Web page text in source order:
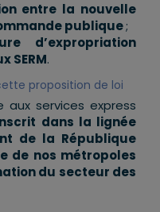
entre la nouvelle
publique;
d’expropriation
SERM.
proposition de loi
services express
dans la lignée
de la République
de nos métropoles
du secteur des